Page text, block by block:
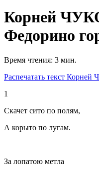
Корней
Федорино
Время чтения: 3 мин.
Распечатать текст
1
Скачет сито по полям,
А корыто по лугам.
За лопатою метла